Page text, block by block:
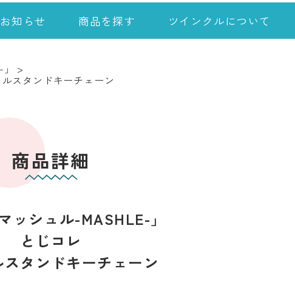
お知らせ 商品を探す ツインクルについて
>
スタンドキーチェーン
商品詳細
ッシュル-MASHLE-」
とじコレ
タンドキーチェーン